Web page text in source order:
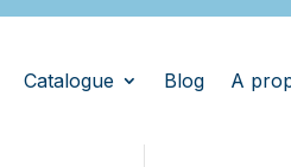
Catalogue Blog A